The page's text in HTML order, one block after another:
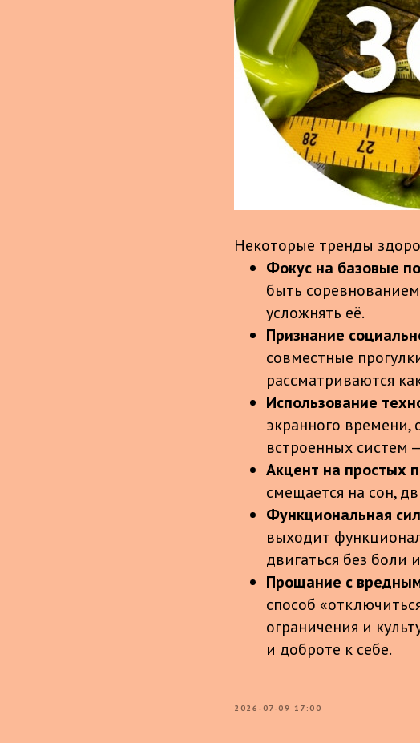
Некоторые тренды
Фокус на базовые
быть
усложнять её.
Признание
совместные
рассматриваются
Использование
экранного времени,
встроенных систем
Акцент на простых
смещается на сон,
Функциональная
выходит
двигаться без боли
Прощание с
способ
ограничения и
и доброте к себе.
2026-07-09 17:00